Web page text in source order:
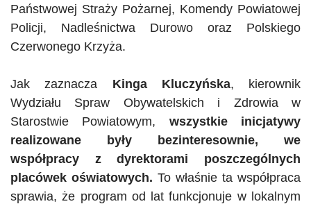
Państwowej Straży Pożarnej, Komendy Powiatowej
Policji, Nadleśnictwa Durowo oraz Polskiego
Czerwonego Krzyża.
Jak zaznacza Kinga Kluczyńska, kierownik
Wydziału Spraw Obywatelskich i Zdrowia w
Starostwie Powiatowym, wszystkie inicjatywy
realizowane były bezinteresownie, we
współpracy z dyrektorami poszczególnych
placówek oświatowych. To właśnie ta współpraca
sprawia, że program od lat funkcjonuje w lokalnym